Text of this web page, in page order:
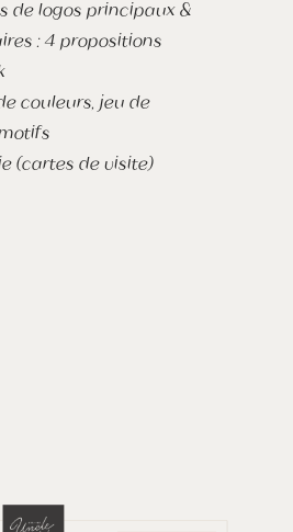
de logos principaux &
: 4 propositions
couleurs, jeu de
(cartes de visite)